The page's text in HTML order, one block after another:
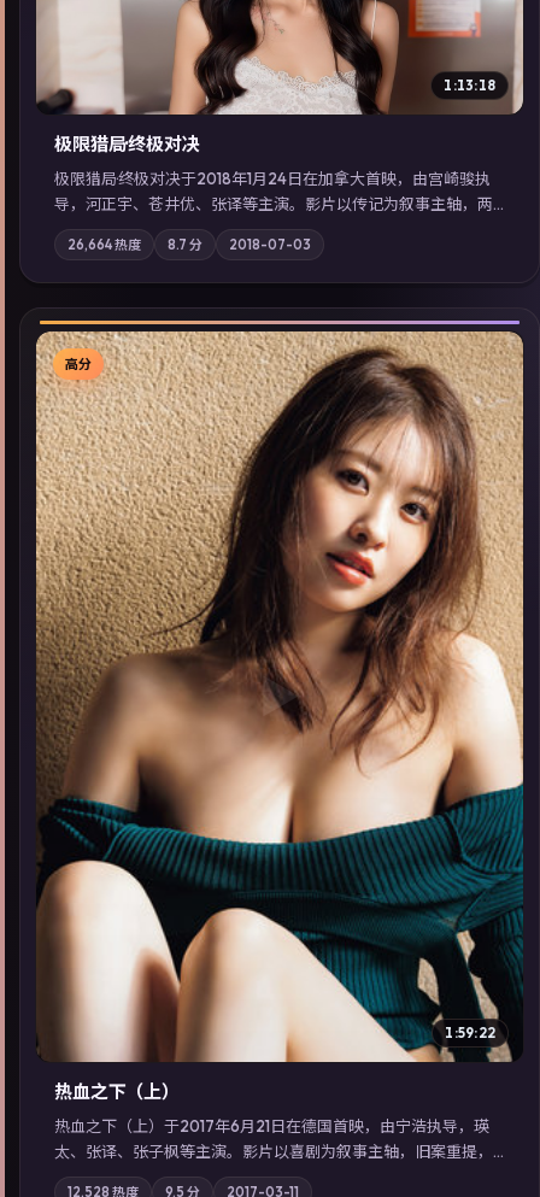
1:13:18
极限猎局·终极对决
极限猎局·终极对决于2018年1月24日在加拿大首映，由宫崎骏执
导，河正宇、苍井优、张译等主演。影片以传记为叙事主轴，两
代人的执念在暴风雨夜正面相撞；摄影与配乐强化地域气质；站
内亦可通过「国产免费观看高清电视剧在线看」延展检索同类型
高分佳作，畅享高清在线追剧体验。
26,664热度 8.7 分 2018-07-03
▶
高分
1:59:22
热血之下（上）
热血之下（上）于2017年6月21日在德国首映，由宁浩执导，瑛
太、张译、张子枫等主演。影片以喜剧为叙事主轴，旧案重提，
真相与谎言在同一条时间线上交锋；摄影与配乐强化地域气质；
12,528 热度 9.5 分 2017-03-11